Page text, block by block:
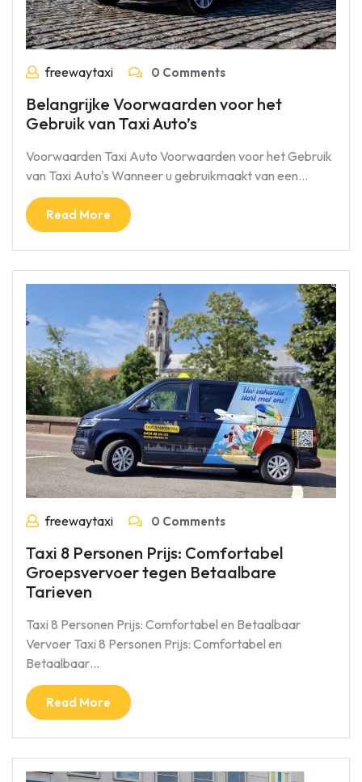
freewaytaxi 0 Comments
Belangrijke Voorwaarden voor het
Gebruik van Taxi Auto’s
Voorwaarden Taxi Auto Voorwaarden voor het Gebruik
van Taxi Auto's Wanneer u gebruikmaakt van een…
Read More
freewaytaxi 0 Comments
Taxi 8 Personen Prijs: Comfortabel
Groepsvervoer tegen Betaalbare
Tarieven
Taxi 8 Personen Prijs: Comfortabel en Betaalbaar
Vervoer Taxi 8 Personen Prijs: Comfortabel en
Betaalbaar…
Read More